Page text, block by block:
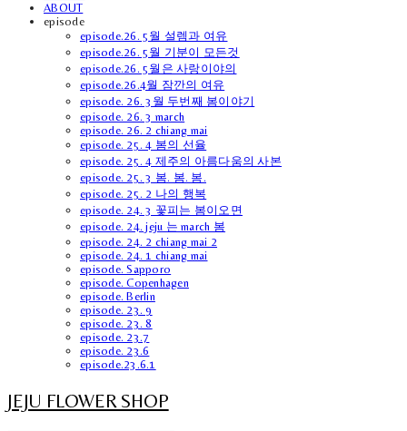
ABOUT
episode
episode.26. 5월 설렘과 여유
episode.26. 5월 기분이 모든것
episode.26. 5월은 사랑이야의
episode.26.4월 잠깐의 여유
episode. 26. 3월 두번째 봄이야기
episode. 26. 3 march
episode. 26. 2 chiang mai
episode. 25. 4 봄의 선율
episode. 25. 4 제주의 아름다움의 사본
episode. 25. 3 봄. 봄. 봄.
episode. 25. 2 나의 행복
episode. 24. 3 꽃피는 봄이오면
episode. 24. jeju 는 march 봄
episode. 24. 2 chiang mai 2
episode. 24. 1 chiang mai
episode. Sapporo
episode. Copenhagen
episode. Berlin
episode. 23. 9
episode. 23. 8
episode. 23.7
episode. 23.6
episode.23.6.1
JEJU FLOWER SHOP